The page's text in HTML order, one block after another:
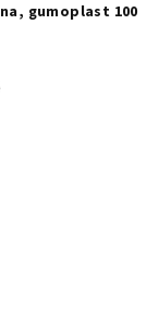
gumoplast 100